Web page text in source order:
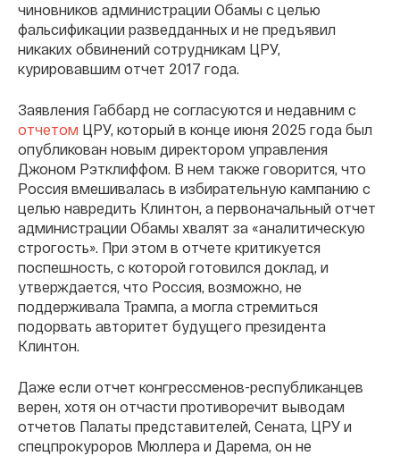
чиновников администрации Обамы с целью
фальсификации разведданных и не предъявил
никаких обвинений сотрудникам ЦРУ,
курировавшим отчет 2017 года.
Заявления Габбард не согласуются и недавним с
отчетом ЦРУ, который в конце июня 2025 года был
опубликован новым директором управления
Джоном Рэтклиффом. В нем также говорится, что
Россия вмешивалась в избирательную кампанию с
целью навредить Клинтон, а первоначальный отчет
администрации Обамы хвалят за «аналитическую
строгость». При этом в отчете критикуется
поспешность, с которой готовился доклад, и
утверждается, что Россия, возможно, не
поддерживала Трампа, а могла стремиться
подорвать авторитет будущего президента
Клинтон.
Даже если отчет конгрессменов-республиканцев
верен, хотя он отчасти противоречит выводам
отчетов Палаты представителей, Сената, ЦРУ и
спецпрокуроров Мюллера и Дарема, он не